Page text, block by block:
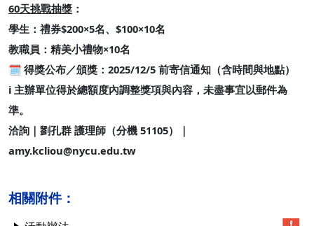
60天挑戰抽獎 ：
學生：禮券$200×5名、$100×10名
教職員：精美小禮物×10名
🗓 得獎公布／頒獎：2025/12/5 前寄信通知（含時間與地點）
ℹ️ 主辦單位得於總額度內調整獎項與內容，未盡事宜以郵件為
準。
洽詢｜劉孔群 護理師（分機 51105）｜
amy.kcliou@nycu.edu.tw
相關附件：